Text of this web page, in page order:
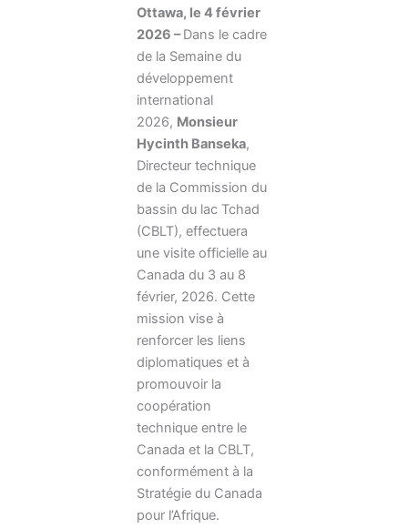
Ottawa, le 4 février
2026 –Dans le cadre
de la Semaine du
développement
international
2026, Monsieur
Hycinth Banseka,
Directeur technique
de la Commission du
bassin du lac Tchad
(CBLT), effectuera
une visite officielle au
Canada du 3 au 8
février, 2026. Cette
mission vise à
renforcer les liens
diplomatiques et à
promouvoir la
coopération
technique entre le
Canada et la CBLT,
conformément à la
Stratégie du Canada
pour l’Afrique.